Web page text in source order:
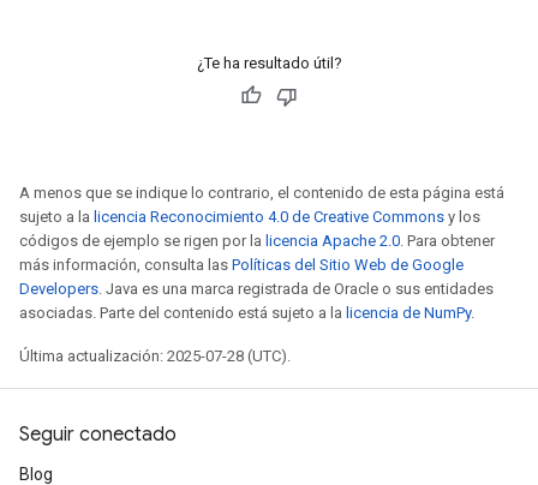
¿Te ha resultado útil?
A menos que se indique lo contrario, el contenido de esta página está
sujeto a la licencia Reconocimiento 4.0 de Creative Commons y los
códigos de ejemplo se rigen por la licencia Apache 2.0. Para obtener
más información, consulta las Políticas del Sitio Web de Google
Developers. Java es una marca registrada de Oracle o sus entidades
asociadas. Parte del contenido está sujeto a la licencia de NumPy.
Última actualización: 2025-07-28 (UTC).
Seguir conectado
Blog